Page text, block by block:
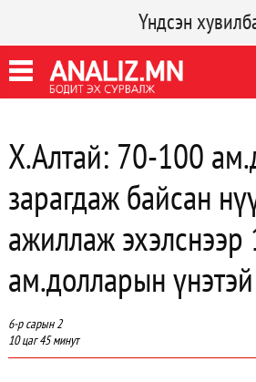
Үндсэн
Х.Алтай: 70-100
зарагдаж байсан
ажиллаж
ам.долларын
6-р сарын 2
10 цаг 45 минут